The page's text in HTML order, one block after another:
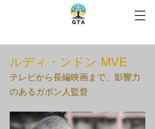
ルディ・ンドン MVE
テレビから長編映画まで、影響力
のあるガボン人監督